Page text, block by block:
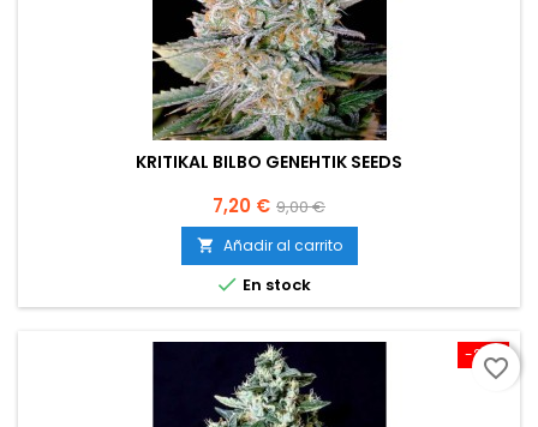
KRITIKAL BILBO GENEHTIK SEEDS
Precio
7,20 € Precio
base
9,00 €
 Añadir al carrito
 En stock
-20%
favorite_border